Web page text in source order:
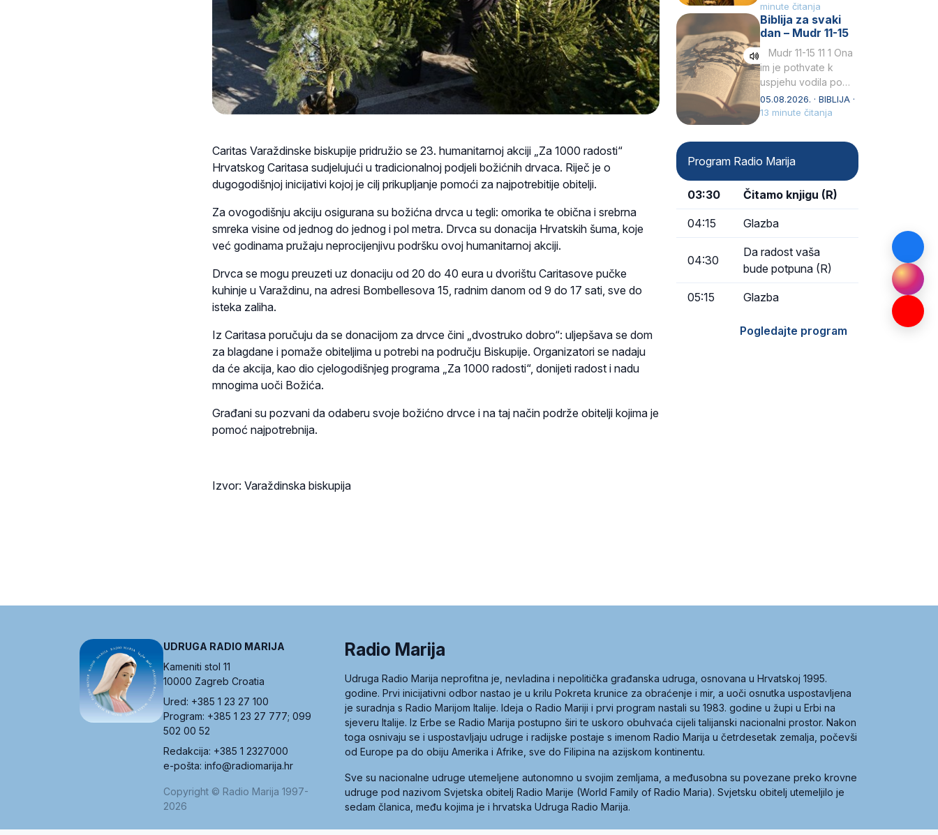
Caritas Varaždinske biskupije pridružio se 23. humanitarnoj akciji „Za 1000 radosti“
Hrvatskog Caritasa sudjelujući u tradicionalnoj podjeli božićnih drvaca. Riječ je o
dugogodišnjoj inicijativi kojoj je cilj prikupljanje pomoći za najpotrebitije obitelji.
Za ovogodišnju akciju osigurana su božićna drvca u tegli: omorika te obična i srebrna
smreka visine od jednog do jednog i pol metra. Drvca su donacija Hrvatskih šuma, koje
već godinama pružaju neprocijenjivu podršku ovoj humanitarnoj akciji.
Drvca se mogu preuzeti uz donaciju od 20 do 40 eura u dvorištu Caritasove pučke
kuhinje u Varaždinu, na adresi Bombellesova 15, radnim danom od 9 do 17 sati, sve do
isteka zaliha.
Iz Caritasa poručuju da se donacijom za drvce čini „dvostruko dobro“: uljepšava se dom
za blagdane i pomaže obiteljima u potrebi na području Biskupije. Organizatori se nadaju
da će akcija, kao dio cjelogodišnjeg programa „Za 1000 radosti“, donijeti radost i nadu
mnogima uoči Božića.
Građani su pozvani da odaberu svoje božićno drvce i na taj način podrže obitelji kojima je
pomoć najpotrebnija.
Izvor: Varaždinska biskupija
izjavili i službeno
proglasili da Ti, brižni
Poočime Isusov,…
minute čitanja
Biblija za svaki
dan – Mudr 11-15
Mudr 11-15 11 1 Ona
im je pothvate k
uspjehu vodila po
ruci proroka svetog2
kad su prohodili
dizali…
05.08.2026. · BIBLIJA ·
13 minute čitanja
Program Radio Marija
03:30 Čitamo knjigu (R)
04:15 Glazba
04:30
Da radost vaša
bude potpuna (R)
05:15 Glazba
Pogledajte program
UDRUGA RADIO MARIJA
Kameniti stol 11
10000 Zagreb Croatia
Ured: +385 1 23 27 100
Program: +385 1 23 27 777; 099
502 00 52
Redakcija: +385 1 2327000
e-pošta: info@radiomarija.hr
Copyright © Radio Marija 1997-
2026
Radio Marija
Udruga Radio Marija neprofitna je, nevladina i nepolitička građanska udruga, osnovana u Hrvatskoj 1995.
godine. Prvi inicijativni odbor nastao je u krilu Pokreta krunice za obraćenje i mir, a uoči osnutka uspostavljena
je suradnja s Radio Marijom Italije. Ideja o Radio Mariji i prvi program nastali su 1983. godine u župi u Erbi na
sjeveru Italije. Iz Erbe se Radio Marija postupno širi te uskoro obuhvaća cijeli talijanski nacionalni prostor. Nakon
toga osnivaju se i uspostavljaju udruge i radijske postaje s imenom Radio Marija u četrdesetak zemalja, počevši
od Europe pa do obiju Amerika i Afrike, sve do Filipina na azijskom kontinentu.
Sve su nacionalne udruge utemeljene autonomno u svojim zemljama, a međusobna su povezane preko krovne
udruge pod nazivom Svjetska obitelj Radio Marije (World Family of Radio Maria). Svjetsku obitelj utemeljilo je
sedam članica, među kojima je i hrvatska Udruga Radio Marija.